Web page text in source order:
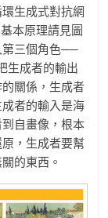
生成式對抗網
本原理請見圖
第三個角色──
生成者的輸出
關係，生成者
者的輸入是海
自畫像，根本
，生成者要幫
的東西。